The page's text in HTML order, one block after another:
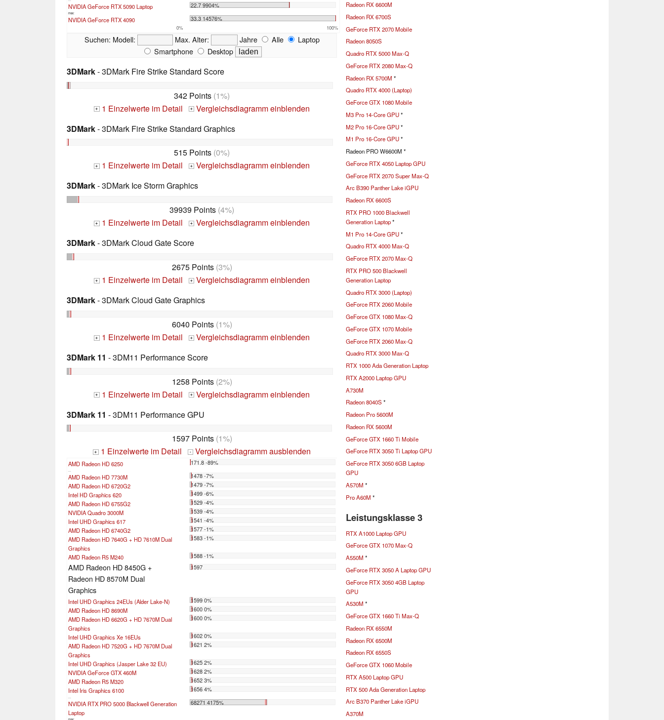
NVIDIA GeForce RTX 5090 Laptop 22.7 9904%
max:
NVIDIA GeForce RTX 4090 33.3 14576%
0% 100%
Suchen: Modell: Max. Alter: Jahre Alle
Laptop
Smartphone
Desktop
3DMark- 3DMark Fire Strike Standard Score
342 Points (1%)
+ 1 Einzelwerte im Detail +
Vergleichsdiagramm einblenden
3DMark- 3DMark Fire Strike Standard Graphics
515 Points (0%)
+ 1 Einzelwerte im Detail +
Vergleichsdiagramm einblenden
3DMark- 3DMark Ice Storm Graphics
39939 Points (4%)
+ 1 Einzelwerte im Detail +
Vergleichsdiagramm einblenden
3DMark- 3DMark Cloud Gate Score
2675 Points(3%)
+ 1 Einzelwerte im Detail +
Vergleichsdiagramm einblenden
3DMark- 3DMark Cloud Gate Graphics
6040 Points(1%)
+ 1 Einzelwerte im Detail +
Vergleichsdiagramm einblenden
3DMark 11 - 3DM11 Performance Score
1258 Points(2%)
+ 1 Einzelwerte im Detail +
Vergleichsdiagramm einblenden
3DMark 11 - 3DM11 Performance GPU
1597 Points(1%)
+ 1 Einzelwerte im Detail - Vergleichsdiagramm ausblenden
AMD Radeon HD 6250 171.8 -89%
...
AMD Radeon HD 7730M
1478 -7%
AMD Radeon HD 6720G2
1479 -7%
Intel HD Graphics 620
1499 -6%
AMD Radeon HD 6755G2
1529 -4%
NVIDIA Quadro 3000M
1539 -4%
Intel UHD Graphics 617
1541 -4%
AMD Radeon HD 6740G2
1577 -1%
AMD Radeon HD 7640G + HD 7610M Dual
Graphics
1583 -1%
AMD Radeon R5 M240 1588 -1%
AMD Radeon HD 8450G +
Radeon HD 8570M Dual
Graphics
1597
Intel UHD Graphics 24EUs (Alder Lake-N)
1599 0%
AMD Radeon HD 8690M
1600 0%
AMD Radeon HD 6620G + HD 7670M Dual
Graphics
1600 0%
Intel UHD Graphics Xe 16EUs
1602 0%
AMD Radeon HD 7520G + HD 7670M Dual
Graphics
1621 2%
Intel UHD Graphics (Jasper Lake 32 EU)
1625 2%
NVIDIA GeForce GTX 460M
1628 2%
AMD Radeon R5 M320
1652 3%
Intel Iris Graphics 6100
1656 4%
...
NVIDIA RTX PRO 5000 Blackwell Generation
Laptop
68271 4175%
Radeon RX 6600M
Radeon RX 6700S
GeForce RTX 2070 Mobile
Radeon 8050S
Quadro RTX 5000 Max-Q
GeForce RTX 2080 Max-Q
Radeon RX 5700M *
Quadro RTX 4000 (Laptop)
GeForce GTX 1080 Mobile
M3 Pro 14-Core GPU*
M2 Pro 16-Core GPU*
M1 Pro 16-Core GPU*
Radeon PRO W6600M *
GeForce RTX 4050 Laptop GPU
GeForce RTX 2070 Super Max-Q
Arc B390 Panther Lake iGPU
Radeon RX 6600S
RTX PRO 1000 Blackwell
Generation Laptop*
M1 Pro 14-Core GPU*
Quadro RTX 4000 Max-Q
GeForce RTX 2070 Max-Q
RTX PRO 500 Blackwell
Generation Laptop
Quadro RTX 3000 (Laptop)
GeForce RTX 2060 Mobile
GeForce GTX 1080 Max-Q
GeForce GTX 1070 Mobile
GeForce RTX 2060 Max-Q
Quadro RTX 3000 Max-Q
RTX 1000 Ada Generation Laptop
RTX A2000 Laptop GPU
A730M
Radeon 8040S *
Radeon Pro 5600M
Radeon RX 5600M
GeForce GTX 1660 Ti Mobile
GeForce RTX 3050 Ti Laptop GPU
GeForce RTX 3050 6GB Laptop
GPU
A570M *
Pro A60M *
Leistungsklasse 3
RTX A1000 Laptop GPU
GeForce GTX 1070 Max-Q
A550M *
GeForce RTX 3050 A Laptop GPU
GeForce RTX 3050 4GB Laptop
GPU
A530M *
GeForce GTX 1660 Ti Max-Q
Radeon RX 6550M
Radeon RX 6500M
Radeon RX 6550S
GeForce GTX 1060 Mobile
RTX A500 Laptop GPU
RTX 500 Ada Generation Laptop
Arc B370 Panther Lake iGPU
A370M